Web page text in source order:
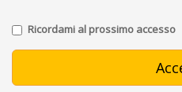
Ricordami al prossimo accesso